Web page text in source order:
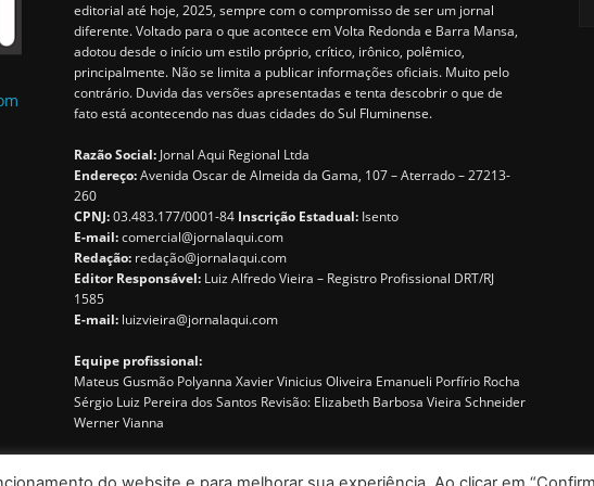
editorial até hoje, 2025, sempre com o compromisso de ser um jornal
diferente. Voltado para o que acontece em Volta Redonda e Barra Mansa,
adotou desde o início um estilo próprio, crítico, irônico, polêmico,
principalmente. Não se limita a publicar informações oficiais. Muito pelo
contrário. Duvida das versões apresentadas e tenta descobrir o que de
fato está acontecendo nas duas cidades do Sul Fluminense.
Razão Social: Jornal Aqui Regional Ltda
Endereço:Avenida Oscar de Almeida da Gama, 107 – Aterrado – 27213-
260
CPNJ:03.483.177/0001-84 Inscrição Estadual: Isento
E-mail:comercial@jornalaqui.com
Redação: redação@jornalaqui.com
Editor Responsável: Luiz Alfredo Vieira – Registro Profissional DRT/RJ
1585
E-mail: luizvieira@jornalaqui.com
Equipe profissional:
Mateus Gusmão Polyanna Xavier Vinicius Oliveira Emanueli Porfírio Rocha
Sérgio Luiz Pereira dos Santos Revisão: Elizabeth Barbosa Vieira Schneider
Werner Vianna